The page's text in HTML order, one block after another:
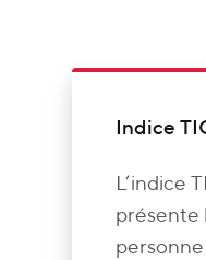
Indice
L’indice
présente